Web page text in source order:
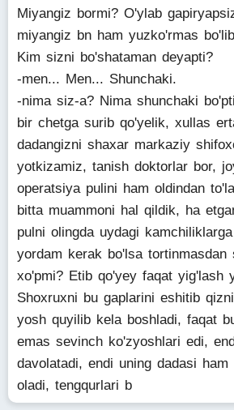
Miyangiz bormi? O'ylab
miyangiz bn ham yuzko'rmas
Kim sizni bo'shataman deyapti?
-men... Men... Shunchaki.
-nima siz-a? Nima shunchaki
bir chetga surib qo'yelik, xullas
dadangizni shaxar markaziy
yotkizamiz, tanish doktorlar bor,
operatsiya pulini ham oldindan
bitta muammoni hal qildik, ha
pulni olingda uydagi
yordam kerak bo'lsa tortinmasdan
xo'pmi? Etib qo'yey faqat yig'lash
Shoxruxni bu gaplarini eshitib
yosh quyilib kela boshladi, faqat
emas sevinch ko'zyoshlari edi,
davolatadi, endi uning dadasi ham
oladi, tengqurlari b